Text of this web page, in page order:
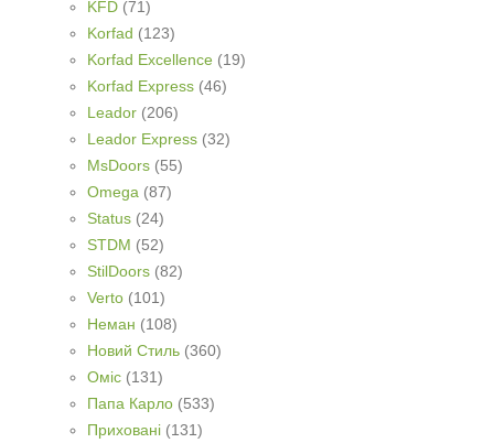
KFD (71)
Korfad (123)
Korfad Excellence (19)
Korfad Express (46)
Leador (206)
Leador Express (32)
MsDoors (55)
Omega (87)
Status (24)
STDM (52)
StilDoors (82)
Verto (101)
Неман (108)
Новий Стиль (360)
Оміс (131)
Папа Карло (533)
Приховані (131)